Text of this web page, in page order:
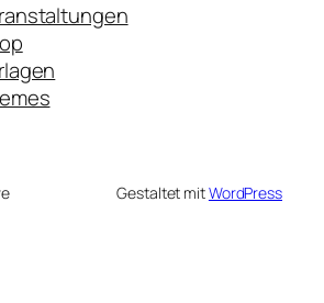
Gestaltet mitWordPress